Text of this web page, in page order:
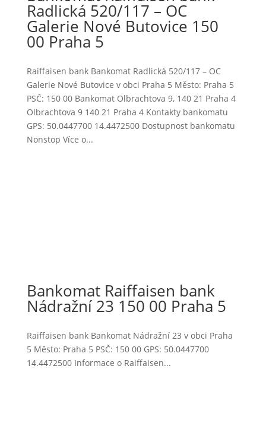
Radlická 520/117 – OC
Galerie Nové Butovice 150
00 Praha 5
Raiffaisen bank Bankomat Radlická 520/117 – OC
Galerie Nové Butovice v obci Praha 5 Město: Praha 5
PSČ: 150 00 Bankomat Olbrachtova 9, 140 21 Praha 4
Olbrachtova 9 140 21 Praha 4 Kontakty bankomatu
GPS: 50.0447700 14.4472500 Dostupnost bankomatu
Nonstop Více o...
Bankomat Raiffaisen bank
Nádražní 23 150 00 Praha 5
Raiffaisen bank Bankomat Nádražní 23 v obci Praha
5 Město: Praha 5 PSČ: 150 00 GPS: 50.0447700
14.4472500 Informace o Raiffaisen...